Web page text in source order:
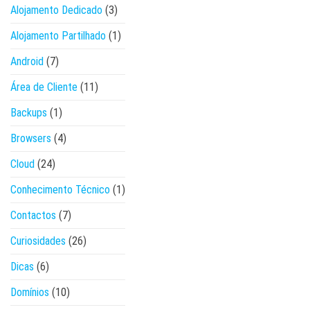
Alojamento Dedicado (3)
Alojamento Partilhado (1)
Android (7)
Área de Cliente (11)
Backups (1)
Browsers (4)
Cloud (24)
Conhecimento Técnico (1)
Contactos (7)
Curiosidades (26)
Dicas (6)
Domínios (10)